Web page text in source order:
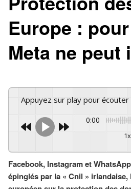
Europe :
Meta ne peut
Appuyez sur play pour
0:00
1x
Facebook, Instagram et
épinglés par la « Cnil »